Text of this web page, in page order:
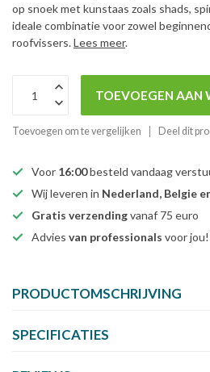
op snoek met kunstaas zoals shads,
ideale combinatie voor zowel
roofvissers.Lees meer.
TOEVOEGEN AAN
Toevoegen om te vergelijken Deel dit
Voor 16:00besteld vandaag
Wij leveren in Nederland, Belgie
Gratis verzendingvanaf 75 euro
Advies van professionals voor jou!
PRODUCTOMSCHRIJVING
SPECIFICATIES